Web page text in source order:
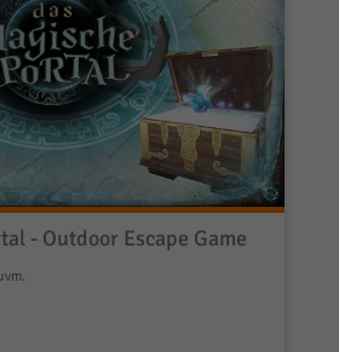
- Outdoor Escape Game